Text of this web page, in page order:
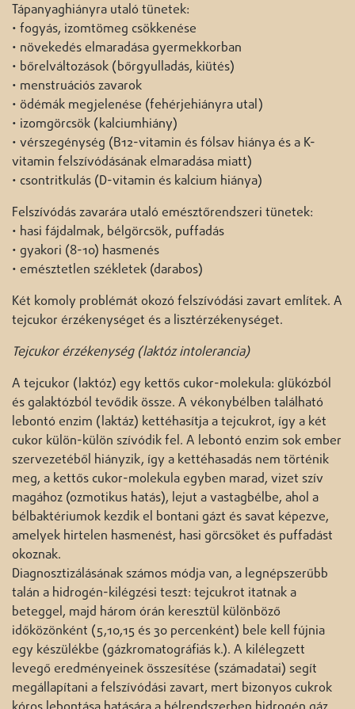
Tápanyaghiányra utaló tünetek:
• fogyás, izomtömeg csökkenése
• növekedés elmaradása gyermekkorban
• bőrelváltozások (bőrgyulladás, kiütés)
• menstruációs zavarok
• ödémák megjelenése (fehérjehiányra utal)
• izomgörcsök (kalciumhiány)
• vérszegénység (B12-vitamin és fólsav hiánya és a K-
vitamin felszívódásának elmaradása miatt)
• csontritkulás (D-vitamin és kalcium hiánya)
Felszívódás zavarára utaló emésztőrendszeri tünetek:
• hasi fájdalmak, bélgörcsök, puffadás
• gyakori (8-10) hasmenés
• emésztetlen székletek (darabos)
Két komoly problémát okozó felszívódási zavart említek. A
tejcukor érzékenységet és a lisztérzékenységet.
Tejcukor érzékenység (laktóz intolerancia)
A tejcukor (laktóz) egy kettős cukor-molekula: glükózból
és galaktózból tevődik össze. A vékonybélben található
lebontó enzim (laktáz) kettéhasítja a tejcukrot, így a két
cukor külön-külön szívódik fel. A lebontó enzim sok ember
szervezetéből hiányzik, így a kettéhasadás nem történik
meg, a kettős cukor-molekula egyben marad, vizet szív
magához (ozmotikus hatás), lejut a vastagbélbe, ahol a
bélbaktériumok kezdik el bontani gázt és savat képezve,
amelyek hirtelen hasmenést, hasi görcsöket és puffadást
okoznak.
Diagnosztizálásának számos módja van, a legnépszerűbb
talán a hidrogén-kilégzési teszt: tejcukrot itatnak a
beteggel, majd három órán keresztül különböző
időközönként (5,10,15 és 30 percenként) bele kell fújnia
egy készülékbe (gázkromatográfiás k.). A kilélegzett
levegő eredményeinek összesítése (számadatai) segít
megállapítani a felszívódási zavart, mert bizonyos cukrok